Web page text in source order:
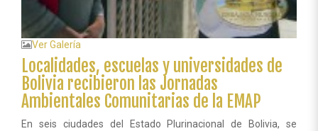
Ver Galería
Localidades, escuelas y universidades de
Bolivia recibieron las Jornadas
Ambientales Comunitarias de la EMAP
En seis ciudades del Estado Plurinacional de Bolivia, se